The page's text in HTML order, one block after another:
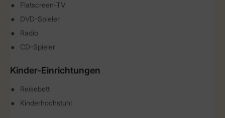
Flatscreen-TV
DVD-Spieler
Radio
CD-Spieler
Kinder-Einrichtungen
Reisebett
Kinderhochstuhl